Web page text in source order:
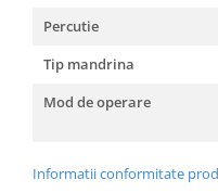
Percutie
Tip mandrina
Mod de operare
Informatii conformitate